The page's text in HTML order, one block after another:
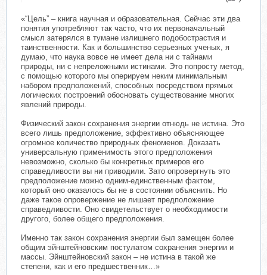
«“Цель” – книга научная и образовательная. Сейчас эти два
понятия употребляют так часто, что их первоначальный
смысл затерялся в тумане излишнего подобострастия и
таинственности. Как и большинство серьезных ученых, я
думаю, что наука вовсе не имеет дела ни с тайнами
природы, ни с непреложными истинами. Это попросту метод,
с помощью которого мы оперируем неким минимальным
набором предположений, способных посредством прямых
логических построений обосновать существование многих
явлений природы.
Физический закон сохранения энергии отнюдь не истина. Это
всего лишь предположение, эффективно объясняющее
огромное количество природных феноменов. Доказать
универсальную применимость этого предположения
невозможно, сколько бы конкретных примеров его
справедливости вы ни приводили. Зато опровергнуть это
предположение можно одним-единственным фактом,
который оно оказалось бы не в состоянии объяснить. Но
даже такое опровержение не лишает предположение
справедливости. Оно свидетельствует о необходимости
другого, более общего предположения.
Именно так закон сохранения энергии был замещен более
общим эйнштейновским постулатом сохранения энергии и
массы. Эйнштейновский закон – не истина в такой же
степени, как и его предшественник…»